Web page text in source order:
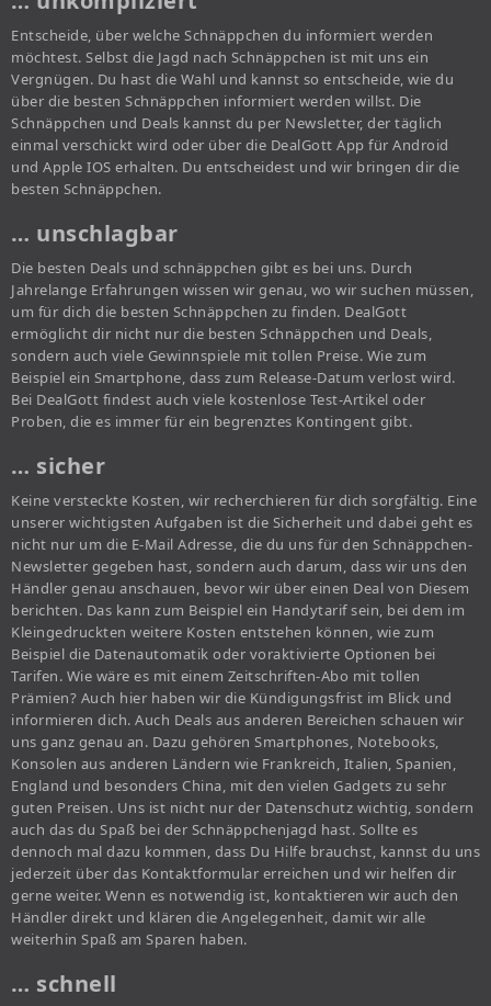
Entscheide, über welche Schnäppchen du informiert werden
möchtest. Selbst die Jagd nach Schnäppchen ist mit uns ein
Vergnügen. Du hast die Wahl und kannst so entscheide, wie du
über die besten Schnäppchen informiert werden willst. Die
Schnäppchen und Deals kannst du per Newsletter, der täglich
einmal verschickt wird oder über die DealGott App für Android
und Apple IOS erhalten. Du entscheidest und wir bringen dir die
besten Schnäppchen.
… unschlagbar
Die besten Deals und schnäppchen gibt es bei uns. Durch
Jahrelange Erfahrungen wissen wir genau, wo wir suchen müssen,
um für dich die besten Schnäppchen zu finden. DealGott
ermöglicht dir nicht nur die besten Schnäppchen und Deals,
sondern auch viele Gewinnspiele mit tollen Preise. Wie zum
Beispiel ein Smartphone, dass zum Release-Datum verlost wird.
Bei DealGott findest auch viele kostenlose Test-Artikel oder
Proben, die es immer für ein begrenztes Kontingent gibt.
… sicher
Keine versteckte Kosten, wir recherchieren für dich sorgfältig. Eine
unserer wichtigsten Aufgaben ist die Sicherheit und dabei geht es
nicht nur um die E-Mail Adresse, die du uns für den Schnäppchen-
Newsletter gegeben hast, sondern auch darum, dass wir uns den
Händler genau anschauen, bevor wir über einen Deal von Diesem
berichten. Das kann zum Beispiel ein Handytarif sein, bei dem im
Kleingedruckten weitere Kosten entstehen können, wie zum
Beispiel die Datenautomatik oder voraktivierte Optionen bei
Tarifen. Wie wäre es mit einem Zeitschriften-Abo mit tollen
Prämien? Auch hier haben wir die Kündigungsfrist im Blick und
informieren dich. Auch Deals aus anderen Bereichen schauen wir
uns ganz genau an. Dazu gehören Smartphones, Notebooks,
Konsolen aus anderen Ländern wie Frankreich, Italien, Spanien,
England und besonders China, mit den vielen Gadgets zu sehr
guten Preisen. Uns ist nicht nur der Datenschutz wichtig, sondern
auch das du Spaß bei der Schnäppchenjagd hast. Sollte es
dennoch mal dazu kommen, dass Du Hilfe brauchst, kannst du uns
jederzeit über das Kontaktformular erreichen und wir helfen dir
gerne weiter. Wenn es notwendig ist, kontaktieren wir auch den
Händler direkt und klären die Angelegenheit, damit wir alle
weiterhin Spaß am Sparen haben.
… schnell